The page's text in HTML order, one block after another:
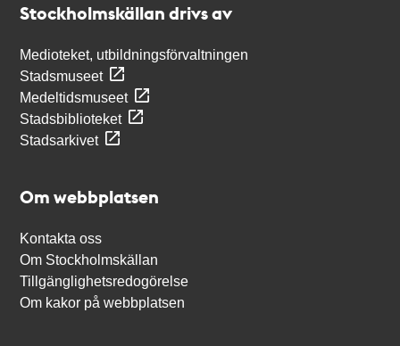
Stockholmskällan drivs av
Medioteket, utbildningsförvaltningen
Stadsmuseet
Medeltidsmuseet
Stadsbiblioteket
Stadsarkivet
Om webbplatsen
Kontakta oss
Om Stockholmskällan
Tillgänglighetsredogörelse
Om kakor på webbplatsen